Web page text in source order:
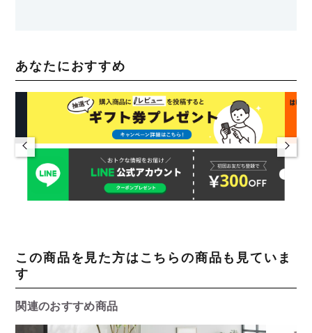
あなたにおすすめ
この商品を見た方はこちらの商品も見ていま
す
関連のおすすめ商品